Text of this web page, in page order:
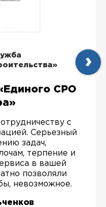
СРО
с
Серьезный
задач,
терпение и
в вашей
позволяли
невозможное.